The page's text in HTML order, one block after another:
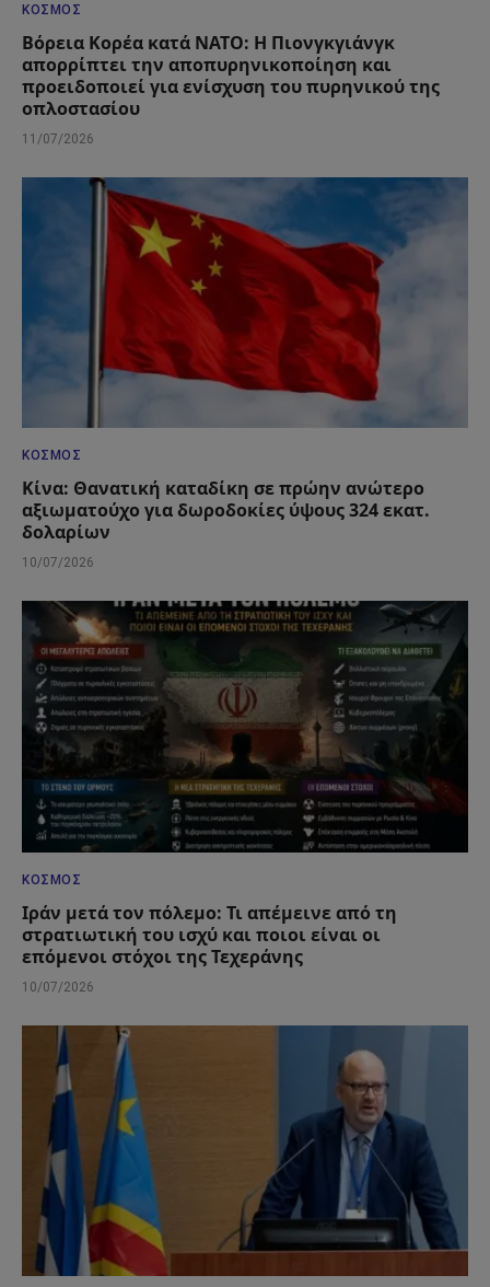
ΚΌΣΜΟΣ
Βόρεια Κορέα κατά ΝΑΤΟ: Η Πιονγκγιάνγκ
απορρίπτει την αποπυρηνικοποίηση και
προειδοποιεί για ενίσχυση του πυρηνικού της
οπλοστασίου
11/07/2026
ΚΌΣΜΟΣ
Κίνα: Θανατική καταδίκη σε πρώην ανώτερο
αξιωματούχο για δωροδοκίες ύψους 324 εκατ.
δολαρίων
10/07/2026
ΚΌΣΜΟΣ
Ιράν μετά τον πόλεμο: Τι απέμεινε από τη
στρατιωτική του ισχύ και ποιοι είναι οι
επόμενοι στόχοι της Τεχεράνης
10/07/2026